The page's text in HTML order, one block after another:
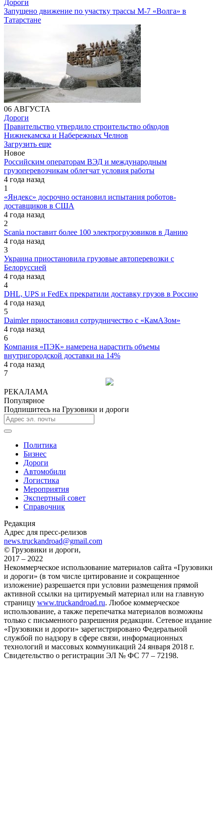
Дороги
Запущено движение по участку трассы М-7 «Волга» в
Татарстане
06 АВГУСТА
Дороги
Правительство утвердило строительство обходов
Нижнекамска и Набережных Челнов
Загрузить еще
Новое
Российским операторам ВЭД и международным
грузоперевозчикам облегчат условия работы
4 года назад
1
«Яндекс» досрочно остановил испытания роботов-
доставщиков в США
4 года назад
2
Scania поставит более 100 электрогрузовиков в Данию
4 года назад
3
Украина приостановила грузовые автоперевозки с
Белоруссией
4 года назад
4
DHL, UPS и FedEx прекратили доставку грузов в Россию
4 года назад
5
Daimler приостановил сотрудничество с «КамАЗом»
4 года назад
6
Компания «ПЭК» намерена нарастить объемы
внутригородской доставки на 14%
4 года назад
7
РЕКАЛАМА
Популярное
Подпишитесь на Грузовики и дороги
Политика
Бизнес
Дороги
Автомобили
Логистика
Мероприятия
Экспертный совет
Справочник
Редакция
Адрес для пресс-релизов
news.truckandroad@gmail.com
© Грузовики и дороги,
2017 – 2022
Некоммерческое использование материалов сайта «Грузовики
и дороги» (в том числе цитирование и сокращенное
изложение) разрешается при условии размещения прямой
активной ссылки на цитируемый материал или на главную
страницу www.truckandroad.ru. Любое коммерческое
использование, а также перепечатка материалов возможны
только с письменного разрешения редакции. Сетевое издание
«Грузовики и дороги» зарегистрировано Федеральной
службой по надзору в сфере связи, информационных
технологий и массовых коммуникаций 24 января 2018 г.
Свидетельство о регистрации ЭЛ № ФС 77 – 72198.